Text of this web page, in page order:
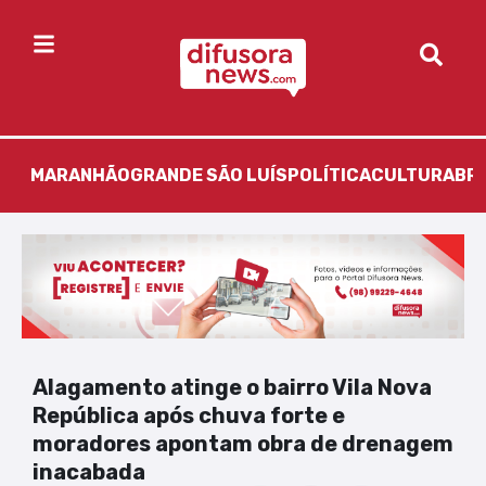
MARANHÃOGRANDE SÃO LUÍS POLÍTICACULTURA
Alagamento atinge o bairro Vila Nova
República após chuva forte e
moradores apontam obra de drenagem
inacabada